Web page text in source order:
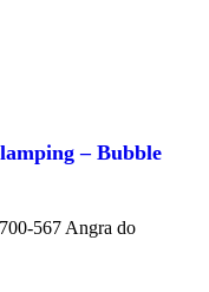
– Bubble
567 Angra do